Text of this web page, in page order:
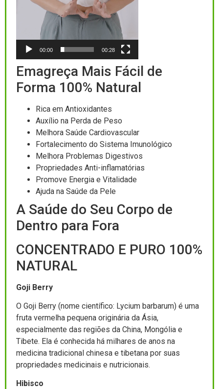
00:00 00:28
Emagreça Mais Fácil de
Forma 100% Natural
Rica em Antioxidantes
Auxílio na Perda de Peso
Melhora Saúde Cardiovascular
Fortalecimento do Sistema Imunológico
Melhora Problemas Digestivos
Propriedades Anti-inflamatórias
Promove Energia e Vitalidade
Ajuda na Saúde da Pele
A Saúde do Seu Corpo de
Dentro para Fora
CONCENTRADO E PURO 100%
NATURAL
Goji Berry
O Goji Berry (nome científico: Lycium barbarum) é uma
fruta vermelha pequena originária da Ásia,
especialmente das regiões da China, Mongólia e
Tibete. Ela é conhecida há milhares de anos na
medicina tradicional chinesa e tibetana por suas
propriedades medicinais e nutricionais.
Hibisco